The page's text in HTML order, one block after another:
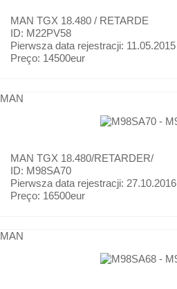
MAN TGX 18.480 / RETARDE
ID: M22PV58
Pierwsza data rejestracji: 11.05.2015
Preço: 14500eur
MAN
MAN TGX 18.480/RETARDER/
ID: M98SA70
Pierwsza data rejestracji: 27.10.2016
Preço: 16500eur
MAN